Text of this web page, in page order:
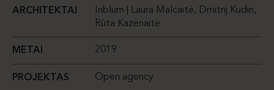
ARCHITEKTAI
Inblum | Laura Malcaitė, Dmitrij Kudin,
Rūta Kazėnaitė
METAI 2019
PROJEKTAS Open agency